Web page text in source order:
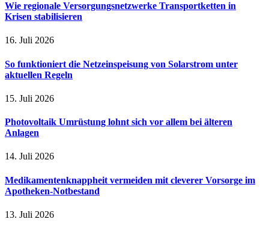
Wie regionale Versorgungsnetzwerke Transportketten in
Krisen stabilisieren
16. Juli 2026
So funktioniert die Netzeinspeisung von Solarstrom unter
aktuellen Regeln
15. Juli 2026
Photovoltaik Umrüstung lohnt sich vor allem bei älteren
Anlagen
14. Juli 2026
Medikamentenknappheit vermeiden mit cleverer Vorsorge im
Apotheken-Notbestand
13. Juli 2026